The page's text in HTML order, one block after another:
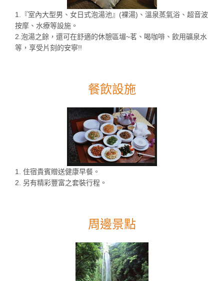
1.『室內大型男、女日式泡湯池』(裸湯)、溫泉蒸氣浴、超音波
按摩、水療等設施。
2.泡湯之餘，還可在舒適的休憩區堳~茗、喝咖啡、飲用礦泉水
等，享受片刻的安寧!!
餐飲設施
1. 住宿貴賓贈送健康早餐。
2. 另有精彩豐富之套裝行程。
周邊景點